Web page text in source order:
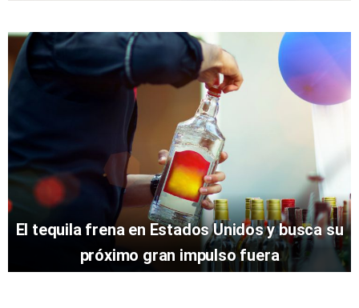
El tequila frena en Estados Unidos y busca su
próximo gran impulso fuera